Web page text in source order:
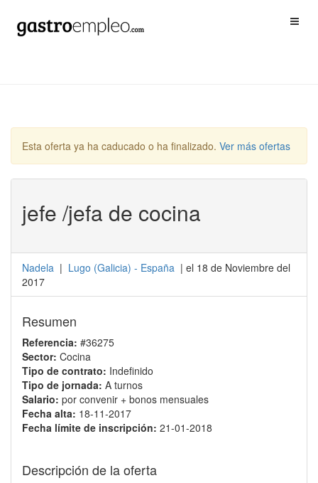
Esta oferta ya ha caducado o ha finalizado. Ver más ofertas
jefe /jefa de cocina
Nadela | Lugo (Galicia) - España | el 18 de Noviembre del
2017
Resumen
Referencia: #36275
Sector: Cocina
Tipo de contrato: Indefinido
Tipo de jornada: A turnos
Salario: por convenir + bonos mensuales
Fecha alta: 18-11-2017
Fecha límite de inscripción: 21-01-2018
Descripción de la oferta